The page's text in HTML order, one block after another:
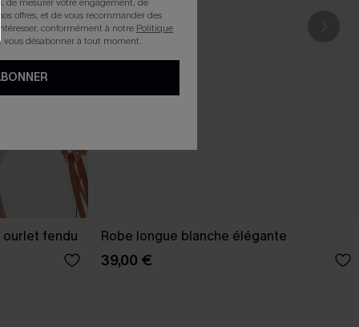
fendu Robe longue blanche élégante
39,00 €
offres, et de vous recommander des
conformément à notre Politique
vous désabonner à tout moment.